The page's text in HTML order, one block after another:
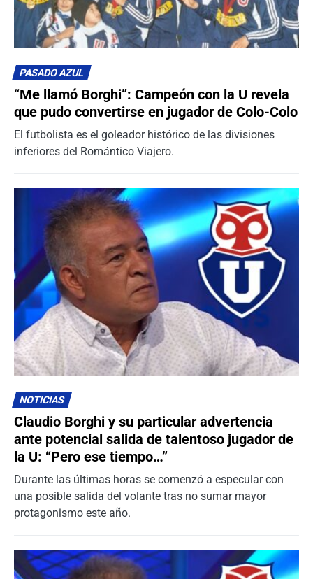
PASADO AZUL
“Me llamó Borghi”: Campeón con la U revela
que pudo convertirse en jugador de Colo-Colo
El futbolista es el goleador histórico de las divisiones
inferiores del Romántico Viajero.
NOTICIAS
Claudio Borghi y su particular advertencia
ante potencial salida de talentoso jugador de
la U: “Pero ese tiempo…”
Durante las últimas horas se comenzó a especular con
una posible salida del volante tras no sumar mayor
protagonismo este año.